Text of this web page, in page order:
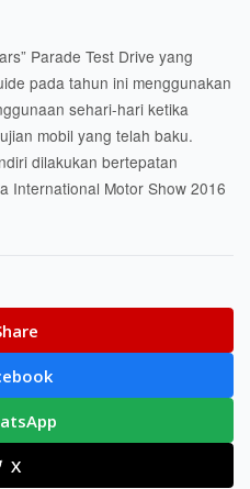
Parade Test Drive yang
pada tahun ini menggunakan
sehari-hari ketika
mobil yang telah baku.
dilakukan bertepatan
International Motor Show 2016
X